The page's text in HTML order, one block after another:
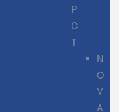
P
C
T
N
O
V
A